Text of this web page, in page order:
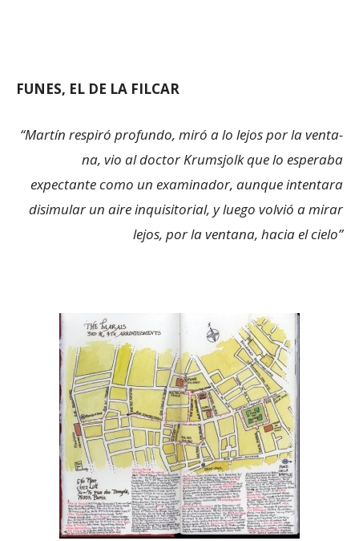
FUNES, EL DE LA FILCAR
“Martín respiró profundo, miró a lo lejos por la venta­
na, vio al doctor Krumsjolk que lo esperaba
expectante como un examinador, aunque intentara
disimular un aire inquisitorial, y luego volvió a mirar
lejos, por la ventana, hacia el cielo”